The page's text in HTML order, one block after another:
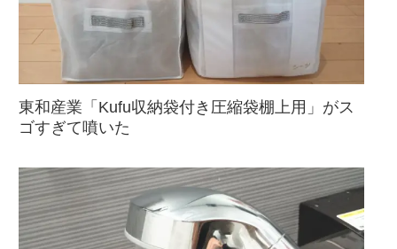
東和産業「Kufu収納袋付き圧縮袋棚上用」がス
ゴすぎて噴いた